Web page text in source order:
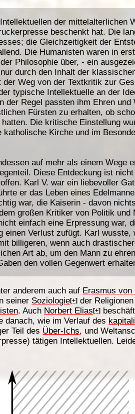
der mittelalterlichen
beschenkt hat. Die
die Gleichzeitigkeit der
Die Humanisten waren in
Philosophie über, - ein
durch den Inhalt der
Weg von der Textkritik zur
typische Intellektuelle an der
der Regel passten ihm Ehren
Fürsten zu erhalten, ob
Die kritische Einstellung
Kirche und im
auf mehr als einem
Diese Entdeckung ist
Karl V. war ein liebevoller
er das Leben eines
war, die Kaiserin - davon
großen Kritiker von Politik
einfach eine Erpressung war,
einen Verlust zufügt. Karl
billigeren, wenn auch
Art ab, um den Mann zu
den vollen Gegenwert
anderem auch auf Erasmus von
seiner Soziologie[+] der
. Auch Norbert Elias[+]
danach, wie im Verlauf des
Teil des Über-Ichs, und
tätigen Intellektuellen.